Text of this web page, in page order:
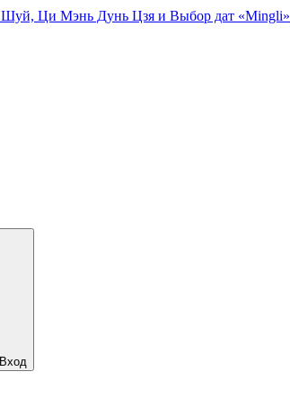
Шуй, Ци Мэнь Дунь Цзя и Выбор дат «Mingli»
Вход